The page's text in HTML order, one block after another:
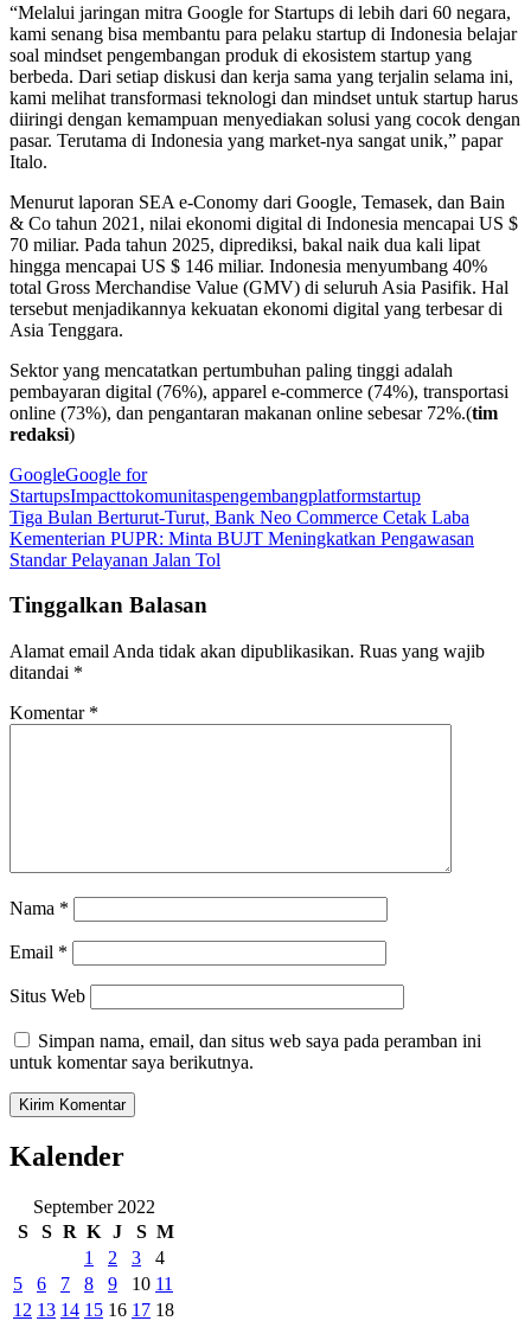
“Melalui jaringan mitra Google for Startups di lebih dari 60 negara,
kami senang bisa membantu para pelaku startup di Indonesia belajar
soal mindset pengembangan produk di ekosistem startup yang
berbeda. Dari setiap diskusi dan kerja sama yang terjalin selama ini,
kami melihat transformasi teknologi dan mindset untuk startup harus
diiringi dengan kemampuan menyediakan solusi yang cocok dengan
pasar. Terutama di Indonesia yang market-nya sangat unik,” papar
Italo.
Menurut laporan SEA e-Conomy dari Google, Temasek, dan Bain
& Co tahun 2021, nilai ekonomi digital di Indonesia mencapai US $
70 miliar. Pada tahun 2025, diprediksi, bakal naik dua kali lipat
hingga mencapai US $ 146 miliar. Indonesia menyumbang 40%
total Gross Merchandise Value (GMV) di seluruh Asia Pasifik. Hal
tersebut menjadikannya kekuatan ekonomi digital yang terbesar di
Asia Tenggara.
Sektor yang mencatatkan pertumbuhan paling tinggi adalah
pembayaran digital (76%), apparel e-commerce (74%), transportasi
online (73%), dan pengantaran makanan online sebesar 72%.(tim
redaksi)
GoogleGoogle for
StartupsImpacttokomunitaspengembangplatformstartup
Navigasi
pos
Tiga Bulan Berturut-Turut, Bank Neo Commerce Cetak Laba
Kementerian PUPR: Minta BUJT Meningkatkan Pengawasan
Standar Pelayanan Jalan Tol
Tinggalkan Balasan
Alamat email Anda tidak akan dipublikasikan. Ruas yang wajib
ditandai *
Komentar *
Nama *
Email *
Situs Web
Simpan nama, email, dan situs web saya pada peramban ini
untuk komentar saya berikutnya.
Kalender
September 2022
S
S R K J S M
1
2 3
4
5
6 7 8 9 10 11
12 13 14 15 16 17 18